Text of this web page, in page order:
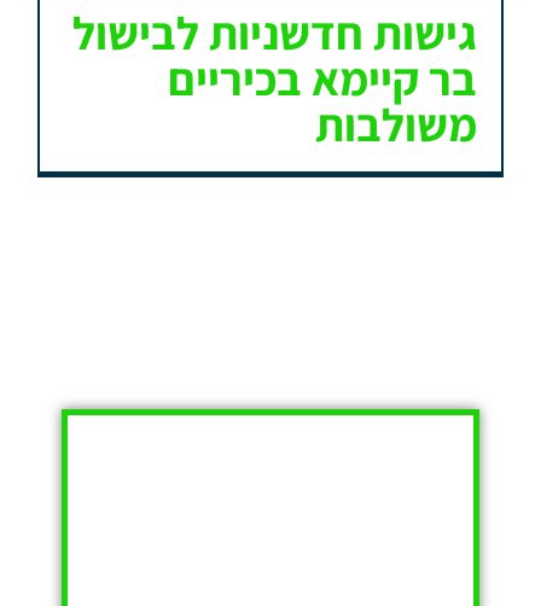
גישות חדשניות לבישול
בר קיימא בכיריים
משולבות